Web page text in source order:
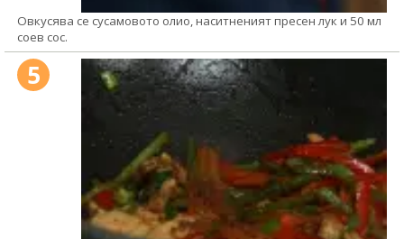
Овкусява се сусамовото олио, наситненият пресен лук и 50 мл
соев сос.
5